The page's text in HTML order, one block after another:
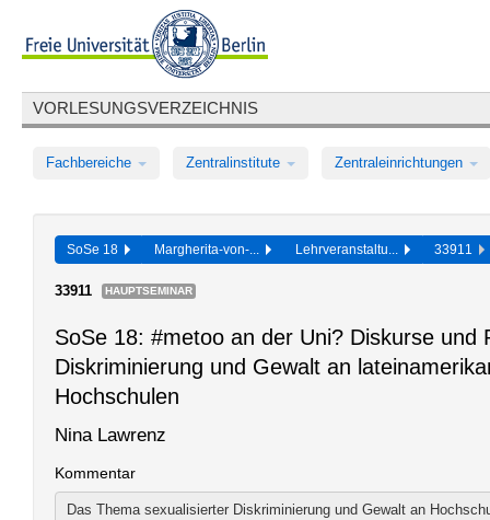
VORLESUNGSVERZEICHNIS
Fachbereiche Zentralinstitute Zentraleinrichtungen
SoSe 18 Margherita-von-... Lehrveranstaltu... 33911
33911 HAUPTSEMINAR
SoSe 18: #metoo an der Uni? Diskurse und
Diskriminierung und Gewalt an
Hochschulen
Nina Lawrenz
Kommentar
Das Thema sexualisierter Diskriminierung und Gewalt an